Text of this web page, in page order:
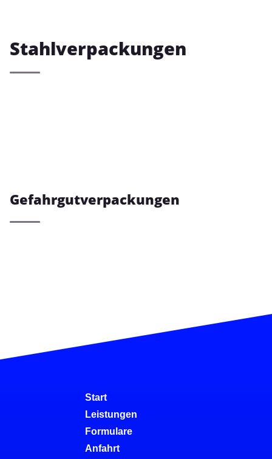
Stahlverpackungen
Gefahrgutverpackungen
Start
Leistungen
Formulare
Anfahrt